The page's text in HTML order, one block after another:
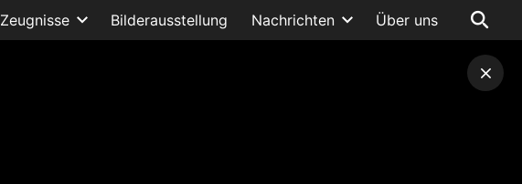
Zeugnisse Bilderausstellung Nachrichten Über uns